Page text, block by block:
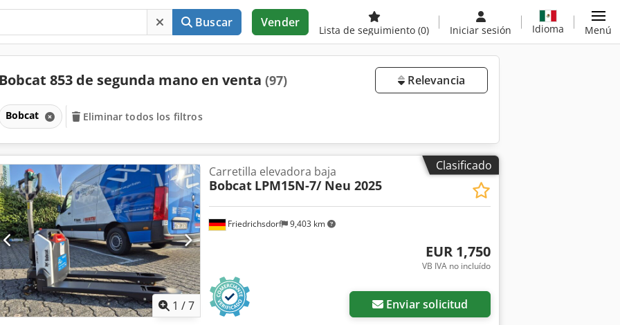
Buscar Vender
Lista de seguimiento (0) Iniciar sesión Idioma Menú
Bobcat 853 de segunda mano en venta (97) Relevancia
Bobcat Eliminar todos los filtros
Clasificado
1 /7
Friedrichsdorf 9,403 km
Carretilla elevadora baja
Bobcat LPM15N-7/ Neu 2025
EUR 1,750
VB IVA no incluído
Enviar solicitud